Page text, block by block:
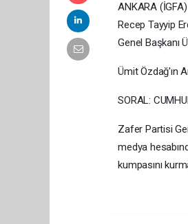
ANKARA
Recep Tayyip
Genel Başkanı
Ümit Özdağ'ın
SORAL:
Zafer Partisi
medya
kumpasını